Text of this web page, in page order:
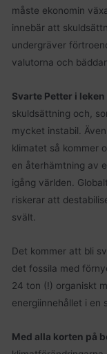
måste ekonomin
innebär att
undergräver
valutorna och
Svarte Petter i leken
skuldsättning och,
mycket instabil.
klimatet så kommer
en återhämtning av
igång världen.
riskerar att
svält.
Det kommer att bli
det fossila med
24 ton (!) organiskt
energiinnehållet i en
Med alla korten på